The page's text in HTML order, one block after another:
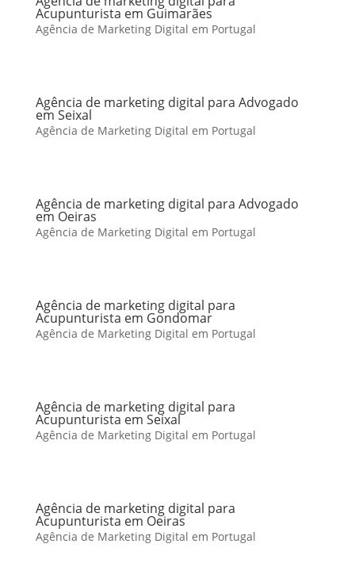
Acupunturista em Guimarães
Agência de Marketing Digital em Portugal
Agência de marketing digital para Advogado
em Seixal
Agência de Marketing Digital em Portugal
Agência de marketing digital para Advogado
em Oeiras
Agência de Marketing Digital em Portugal
Agência de marketing digital para
Acupunturista em Gondomar
Agência de Marketing Digital em Portugal
Agência de marketing digital para
Acupunturista em Seixal
Agência de Marketing Digital em Portugal
Agência de marketing digital para
Acupunturista em Oeiras
Agência de Marketing Digital em Portugal